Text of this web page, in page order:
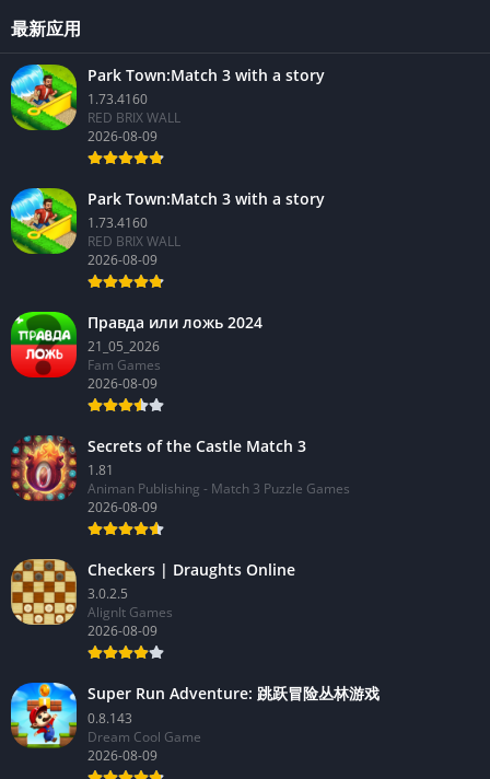
最新应用
Park Town:Match 3 with a story
1.73.4160
RED BRIX WALL
Park Town:Match 3 with a story
1.73.4160
RED BRIX WALL
Правда или ложь 2024
21_05_2026
Fam Games
Secrets of the Castle Match 3
1.81
Animan Publishing - Match 3 Puzzle Games
Checkers | Draughts Online
3.0.2.5
AlignIt Games
Super Run Adventure: 跳跃冒险丛林游戏
0.8.143
Dream Cool Game